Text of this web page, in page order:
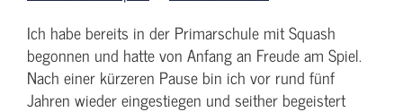
Ich habe bereits in der Primarschule mit Squash
begonnen und hatte von Anfang an Freude am Spiel.
Nach einer kürzeren Pause bin ich vor rund fünf
Jahren wieder eingestiegen und seither begeistert